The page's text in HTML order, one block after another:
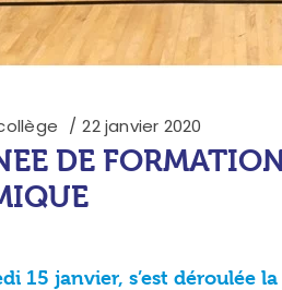
22 janvier 2020
DE
15 janvier, s’est déroulée